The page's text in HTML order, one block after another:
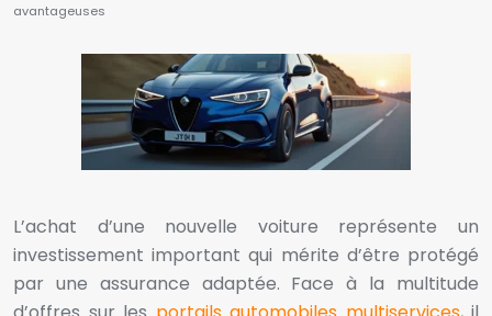
avantageuses
L’achat d’une nouvelle voiture représente un
investissement important qui mérite d’être protégé
par une assurance adaptée. Face à la multitude